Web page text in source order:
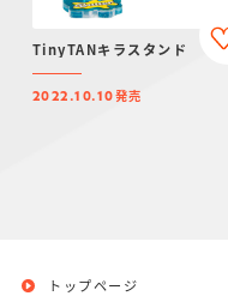
TinyTANキラスタンド
2022.10.10発売
トップページ